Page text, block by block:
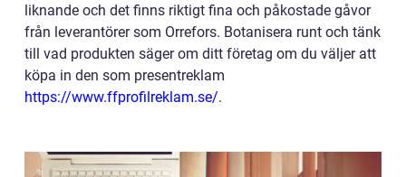
liknande och det finns riktigt fina och påkostade gåvor
från leverantörer som Orrefors. Botanisera runt och tänk
till vad produkten säger om ditt företag om du väljer att
köpa in den som presentreklam
https://www.ffprofilreklam.se/.